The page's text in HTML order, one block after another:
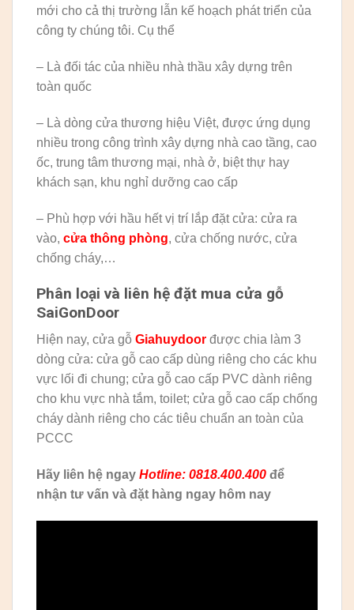
mới cho cả thị trường lẫn kế hoạch phát triển của
công ty chúng tôi. Cụ thể
– Là đối tác của nhiều nhà thầu xây dựng trên
toàn quốc
– Là dòng cửa thương hiệu Việt, được ứng dụng
nhiều trong công trình xây dựng nhà cao tầng, cao
ốc, trung tâm thương mại, nhà ở, biệt thự hay
khách sạn, khu nghỉ dưỡng cao cấp
– Phù hợp với hầu hết vị trí lắp đặt cửa: cửa ra
vào, cửa thông phòng, cửa chống nước, cửa
chống cháy,…
Phân loại và liên hệ đặt mua cửa gỗ
SaiGonDoor
Hiện nay, cửa gỗ Giahuydoor được chia làm 3
dòng cửa: cửa gỗ cao cấp dùng riêng cho các khu
vực lối đi chung; cửa gỗ cao cấp PVC dành riêng
cho khu vực nhà tắm, toilet; cửa gỗ cao cấp chống
cháy dành riêng cho các tiêu chuẩn an toàn của
PCCC
Hãy liên hệ ngay Hotline: 0818.400.400 để
nhận tư vấn và đặt hàng ngay hôm nay